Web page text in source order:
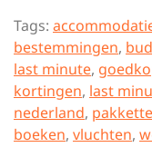
Tags:
bestemmingen,
last minute,
kortingen, last
nederland,
boeken, vluchten,